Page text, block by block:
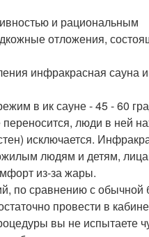
и рациональным
отложения,
инфракрасная сауна
в ик сауне - 45 - 60
люди в ней
исключается.
людям и детям,
из-за жары.
по сравнению с обычной
провести в кабине
вы не испытаете